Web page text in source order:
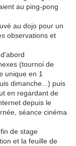
au ping-pong
au dojo pour un
observations et
(tournoi de
unique en 1
dimanche...) puis
en regardant de
depuis le
séance cinéma
de stage
et la feuille de